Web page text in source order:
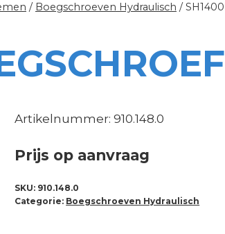
/ Boegschroeven Hydraulisch / SH1400
Artikelnummer: 910.148.0
Prijs op aanvraag
SKU: 910.148.0
Categorie: Boegschroeven Hydraulisch